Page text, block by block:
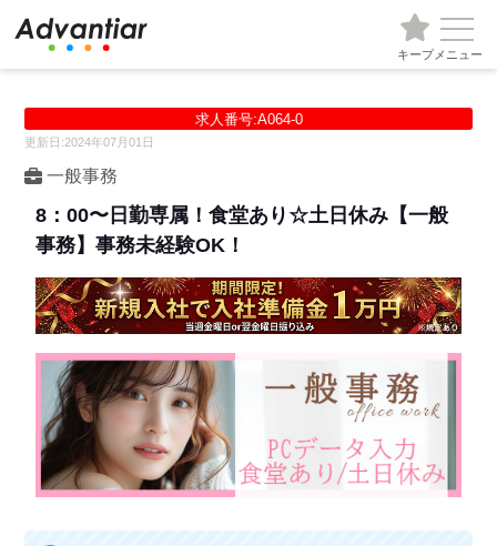
キープメニュー
求人番号:A064-0
更新日:2024年07月01日
一般事務
8：00〜日勤専属！食堂あり☆土日休み【一般
事務】事務未経験OK！